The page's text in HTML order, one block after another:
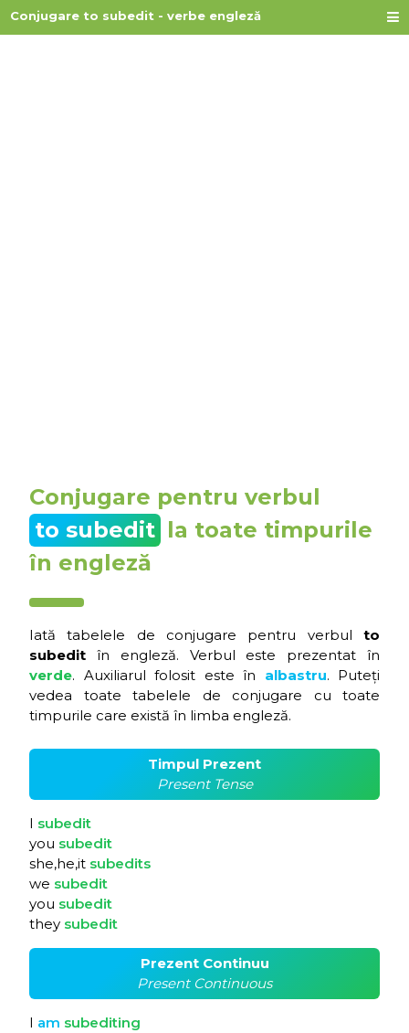
Conjugare to subedit - verbe engleză
Conjugare pentru verbul
to subedit la toate timpurile
în engleză
Iată tabelele de conjugare pentru verbul to
subedit în engleză. Verbul este prezentat în
verde. Auxiliarul folosit este în albastru. Puteți
vedea toate tabelele de conjugare cu toate
timpurile care există în limba engleză.
Timpul Prezent
Present Tense
I subedit
you subedit
she,he,it subedits
we subedit
you subedit
they subedit
Prezent Continuu
Present Continuous
I am subediting